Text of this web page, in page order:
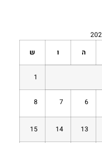
ה ו ש
1
6
7
8
13
14
15